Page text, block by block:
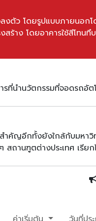
งตัว โดยรูปแบบภายนอก
ร้าง โดยอาคารใช้สีโทนทึ
ที่นำนวัตกรรมที่จอดรถอัต
ำคัญอีกทั้งยังใกล้กับมหา
ถานฑูตต่างประเทศ เรียก